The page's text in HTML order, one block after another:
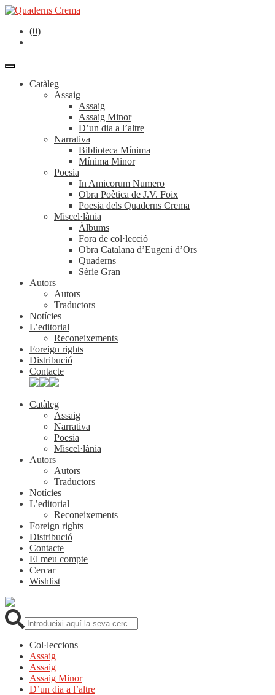
(0)
Catàleg
Assaig
Assaig
Assaig Minor
D’un dia a l’altre
Narrativa
Biblioteca Mínima
Mínima Minor
Poesia
In Amicorum Numero
Obra Poètica de J.V. Foix
Poesia dels Quaderns Crema
Miscel·lània
Àlbums
Fora de col·lecció
Obra Catalana d’Eugeni d’Ors
Quaderns
Sèrie Gran
Autors
Autors
Traductors
Notícies
L’editorial
Reconeixements
Foreign rights
Distribució
Contacte
Catàleg
Assaig
Narrativa
Poesia
Miscel·lània
Autors
Autors
Traductors
Notícies
L’editorial
Reconeixements
Foreign rights
Distribució
Contacte
El meu compte
Cercar
Wishlist
Col·leccions
Assaig
Assaig
Assaig Minor
D’un dia a l’altre